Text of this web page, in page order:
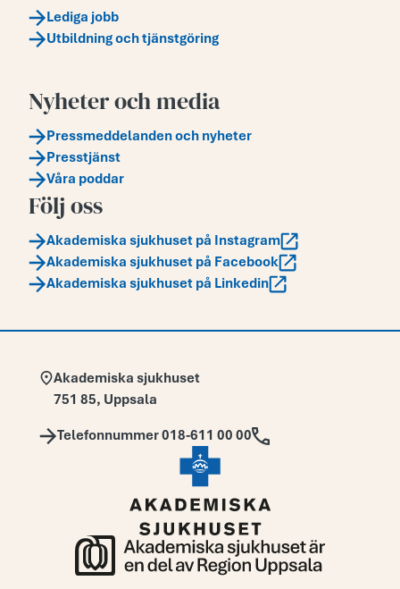
Lediga jobb
Utbildning och tjänstgöring
Nyheter och media
Pressmeddelanden och nyheter
Presstjänst
Våra poddar
Följ oss
Akademiska sjukhuset på Instagram
Akademiska sjukhuset på Facebook
Akademiska sjukhuset på Linkedin
Adress:
Akademiska sjukhuset
751 85, Uppsala
Telefon:
Telefonnummer 018-611 00 00